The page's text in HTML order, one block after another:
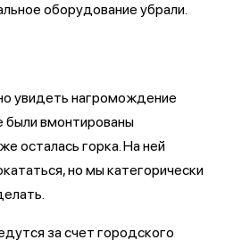
оборудование убрали.
увидеть нагромождение
были вмонтированы
осталась горка. На ней
но мы категорически
за счет городского